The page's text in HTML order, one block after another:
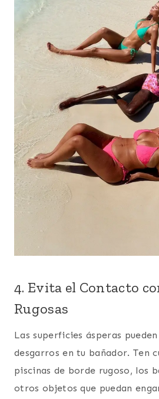
4. Evita el Contacto
Rugosas
Las superficies ásperas
desgarros en tu bañador. Ten
piscinas de borde rugoso, los
otros objetos que puedan